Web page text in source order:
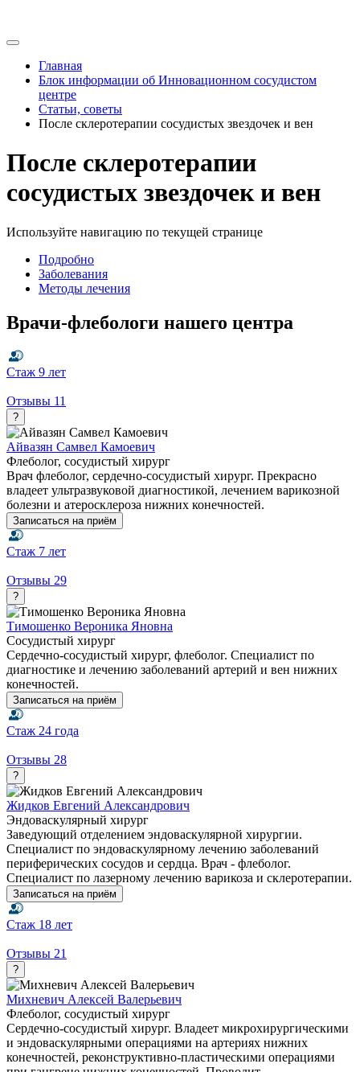
Главная
Блок информации об Инновационном сосудистом
центре
Статьи, советы
После склеротерапии сосудистых звездочек и вен
После склеротерапии
сосудистых звездочек и вен
Используйте навигацию по текущей странице
Подробно
Заболевания
Методы лечения
Врачи-флебологи нашего центра
Стаж 9 лет
Отзывы 11
?
Айвазян Самвел Камоевич
Флеболог, сосудистый хирург
Врач флеболог, сердечно-сосудистый хирург. Прекрасно
владеет ультразвуковой диагностикой, лечением варикозной
болезни и атеросклероза нижних конечностей.
Записаться на приём
Стаж 7 лет
Отзывы 29
?
Тимошенко Вероника Яновна
Сосудистый хирург
Сердечно-сосудистый хирург, флеболог. Специалист по
диагностике и лечению заболеваний артерий и вен нижних
конечностей.
Записаться на приём
Стаж 24 года
Отзывы 28
?
Жидков Евгений Александрович
Эндоваскулярный хирург
Заведующий отделением эндоваскулярной хирургии.
Специалист по эндоваскулярному лечению заболеваний
периферических сосудов и сердца. Врач - флеболог.
Специалист по лазерному лечению варикоза и склеротерапии.
Записаться на приём
Стаж 18 лет
Отзывы 21
?
Михневич Алексей Валерьевич
Флеболог, сосудистый хирург
Сердечно-сосудистый хирург. Владеет микрохирургическими
и эндоваскулярными операциями на артериях нижних
конечностей, реконструктивно-пластическими операциями